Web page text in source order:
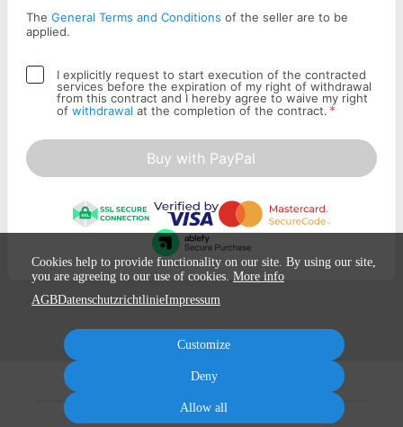
The General Terms and Conditions of the seller are to be
applied.
I explicitly request to start execution of the contracted
services before the expiration of my right of withdrawal
from this contract and I hereby agree to waive my right
of withdrawal at the completion of the contract. *
Buy with PayPal
Cookies help to provide functionality on our site. By using our site,
you are agreeing to our use of cookies. More info
AGBDatenschutzrichtlinieImpressum
Customize
Deny
Allow all